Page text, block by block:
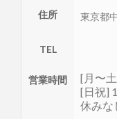
住所 東京都
TEL
営業時間
[月〜
[日祝]
休みな